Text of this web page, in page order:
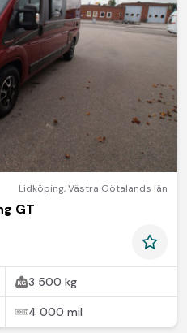
Lidköping,Västra Götalands län
GT
3 500 kg
4 000 mil